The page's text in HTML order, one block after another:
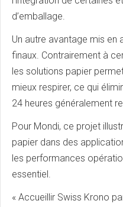
d’emballage.
Un autre avantage mis en
finaux. Contrairement à
les solutions papier
mieux respirer, ce qui
24 heures généralement
Pour Mondi, ce projet
papier dans des
les performances
essentiel.
« Accueillir Swiss Krono